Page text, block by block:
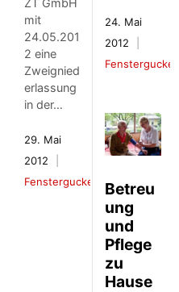
mit
24.05.201
2 eine
Zweignied
erlassung
in der…
29. Mai
2012
Fenstergucker
24. Mai
2012
Fenstergucker
Betreu
ung
und
Pflege
zu
Hause